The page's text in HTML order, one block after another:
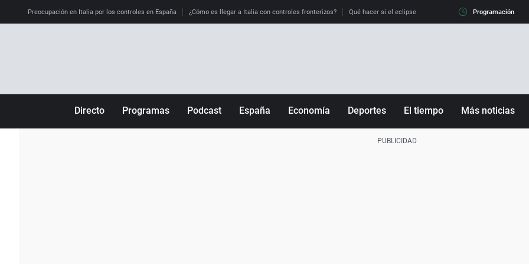
Preocupación en Italia por los controles en España ¿Cómo es llegar a Italia con controles fronterizos? Qué hacer si el eclipse me pilla conduciendo Qué tiempo
Programación
Directo Programas Podcast España Economía Deportes El tiempo Más noticias